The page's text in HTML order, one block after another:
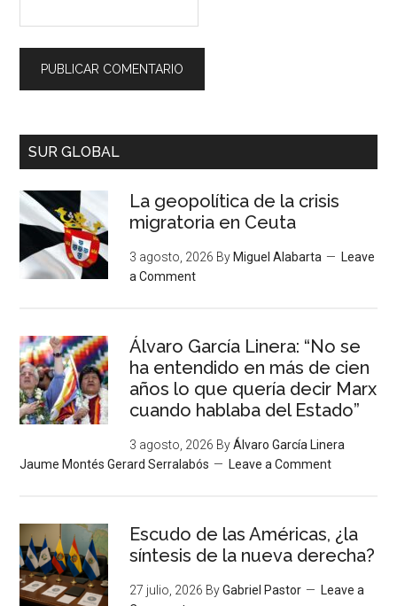
SUR GLOBAL
La geopolítica de la crisis
migratoria en Ceuta
3 agosto, 2026 By Miguel Alabarta
Leave
a Comment
Álvaro García Linera: “No se
ha entendido en más de cien
años lo que quería decir Marx
cuando hablaba del Estado”
3 agosto, 2026 ByÁlvaro García Linera
Jaume Montés Gerard Serralabós
Leave a Comment
Escudo de las Américas, ¿la
síntesis de la nueva derecha?
27 julio, 2026 ByGabriel Pastor
Leave a